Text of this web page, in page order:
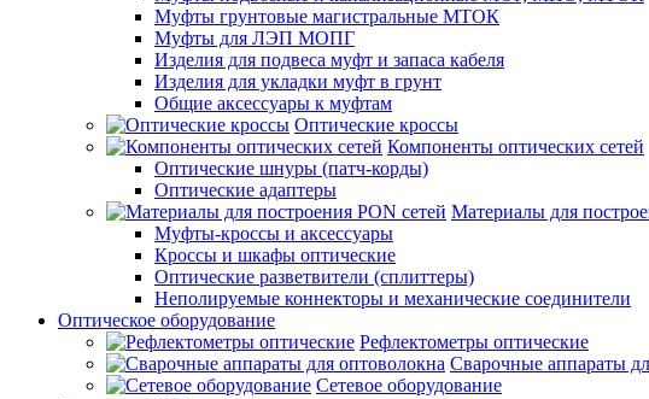
Муфты грунтовые магистральные МТОК
Муфты для ЛЭП МОПГ
Изделия для подвеса муфт и запаса кабеля
Изделия для укладки муфт в грунт
Общие аксессуары к муфтам
Оптические кроссы
Компоненты оптических сетей
Оптические шнуры (патч-корды)
Оптические адаптеры
Материалы для
Муфты-кроссы и аксессуары
Кроссы и шкафы оптические
Оптические разветвители (сплиттеры)
Неполируемые коннекторы и механические соединители
Оптическое оборудование
Рефлектометры оптические
Сварочные аппараты
Сетевое оборудование